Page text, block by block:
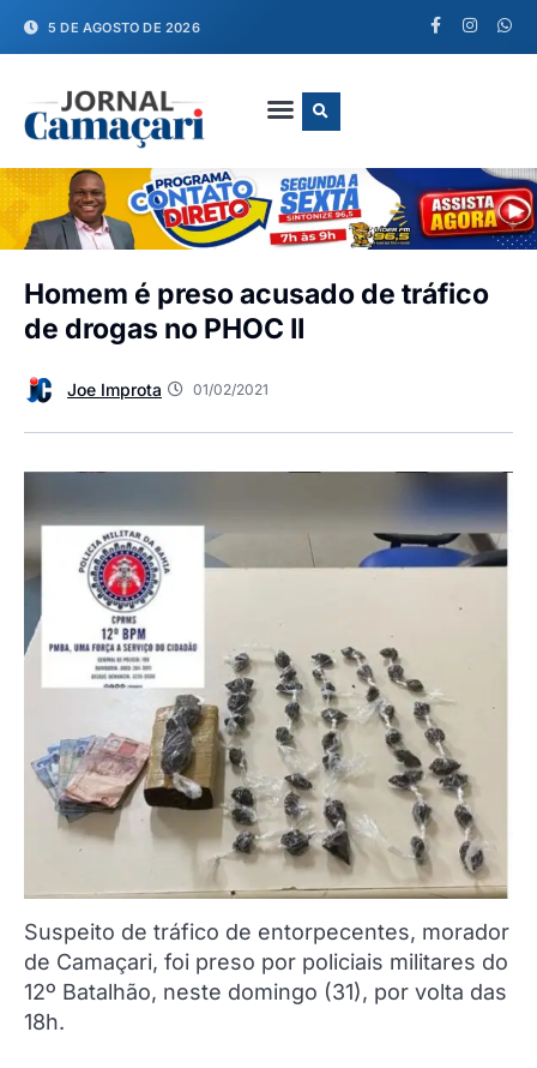
5 DE AGOSTO DE 2026
Homem é preso acusado de tráfico
de drogas no PHOC II
Joe Improta 01/02/2021
Suspeito de tráfico de entorpecentes, morador
de Camaçari, foi preso por policiais militares do
12º Batalhão, neste domingo (31), por volta das
18h.